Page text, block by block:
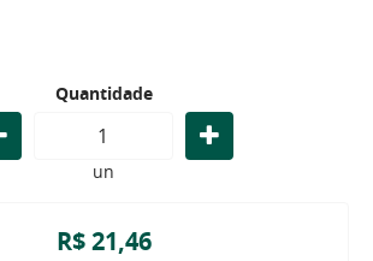
Quantidade
un
R$ 21,46